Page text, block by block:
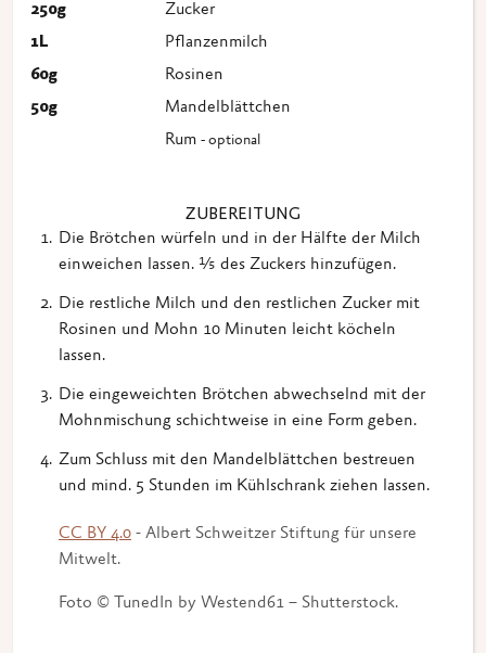
250g
Zucker
1L
Pflanzenmilch
60g
Rosinen
50g
Mandelblättchen
Rum - optional
ZUBEREITUNG
Die Brötchen würfeln und in der Hälfte der Milch
einweichen lassen. ⅕ des Zuckers hinzufügen.
Die restliche Milch und den restlichen Zucker mit
Rosinen und Mohn 10 Minuten leicht köcheln
lassen.
Die eingeweichten Brötchen abwechselnd mit der
Mohnmischung schichtweise in eine Form geben.
Zum Schluss mit den Mandelblättchen bestreuen
und mind. 5 Stunden im Kühlschrank ziehen lassen.
CC BY 4.0 - Albert Schweitzer Stiftung für unsere
Mitwelt.
Foto © TunedIn by Westend61 – Shutterstock.